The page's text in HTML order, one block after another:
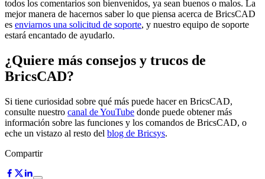
todos los comentarios son bienvenidos, ya sean buenos o malos. La
mejor manera de hacernos saber lo que piensa acerca de BricsCAD
es enviarnos una solicitud de soporte, y nuestro equipo de soporte
estará encantado de ayudarlo.
¿Quiere más consejos y trucos de
BricsCAD?
Si tiene curiosidad sobre qué más puede hacer en BricsCAD,
consulte nuestro canal de YouTube donde puede obtener más
información sobre las funciones y los comandos de BricsCAD, o
eche un vistazo al resto del blog de Bricsys.
Compartir